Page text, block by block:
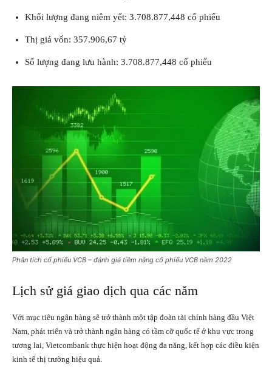
Khối lượng đang niêm yết: 3.708.877,448 cổ phiếu
Thị giá vốn: 357.906,67 tỷ
Số lượng đang lưu hành: 3.708.877,448 cổ phiếu
Phân tích cổ phiếu VCB – đánh giá tiềm năng cổ phiếu VCB năm 2022
Lịch sử giá giao dịch qua các năm
Với mục tiêu ngân hàng sẽ trở thành một tập đoàn tài chính hàng đầu Việt
Nam, phát triển và trở thành ngân hàng có tầm cỡ quốc tế ở khu vực trong
tương lai, Vietcombank thực hiện hoạt động đa năng, kết hợp các điều kiện
kinh tế thị trường hiệu quả.